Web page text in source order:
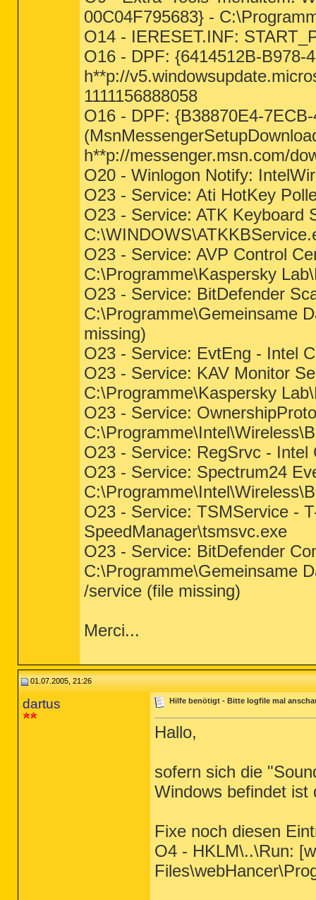
00C04F795683} -
O14 - IERESET.INF:
O16 - DPF: {6414512B-B978-
h**p://
1111156888058
O16 - DPF: {B38870E4-
h**p://messenger.msn.com/
O20 - Winlogon Notify:
O23 - Service: Ati HotKey
O23 - Service: ATK Keyboard
O23 - Service: AVP Control
C:\Programme\Kaspersky
O23 - Service: BitDefender
C:\Programme\Gemeinsame
missing)
O23 - Service: EvtEng - Intel
O23 - Service: KAV Monitor
C:\Programme\Kaspersky
O23 - Service:
O23 - Service: RegSrvc -
O23 - Service: Spectrum24
O23 - Service: TSMService -
SpeedManager\tsmsvc.exe
O23 - Service: BitDefender
C:\Programme\Gemeinsame
/service (file missing)
Merci...
01.07.2005, 21:26
dartus Hilfe benötigt - Bitte logfile mal
Hallo,
sofern sich die
Windows befindet ist
Fixe noch diesen
O4 - HKLM\..\Run: